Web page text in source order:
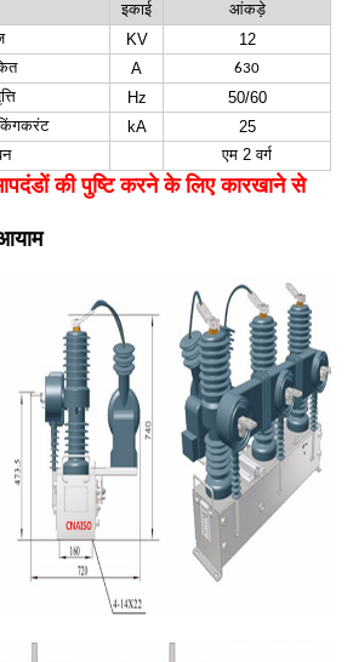
इकाई
आंकड़े
KV
12
A 630
Hz
50/60
kA
25
एम 2 वर्ग
की पुष्टि करने के लिए कारखाने से